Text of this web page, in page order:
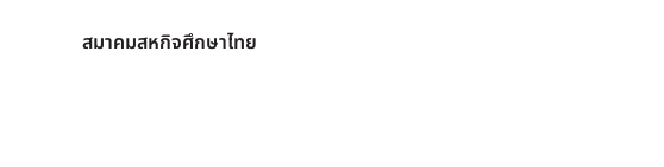
สมาคมสหกิจศึกษาไทย